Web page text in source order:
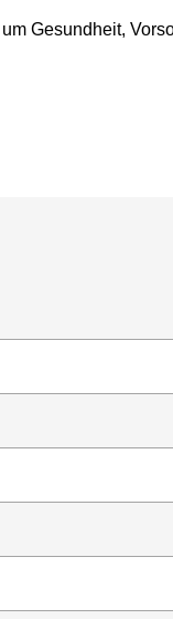
Gesundheit,